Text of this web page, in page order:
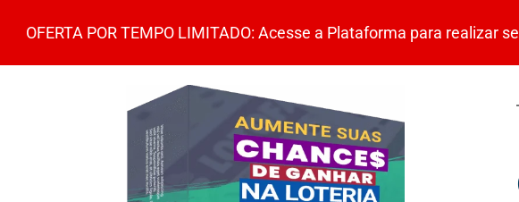
OFERTA POR TEMPO LIMITADO: Acesse a Plataforma para realizar